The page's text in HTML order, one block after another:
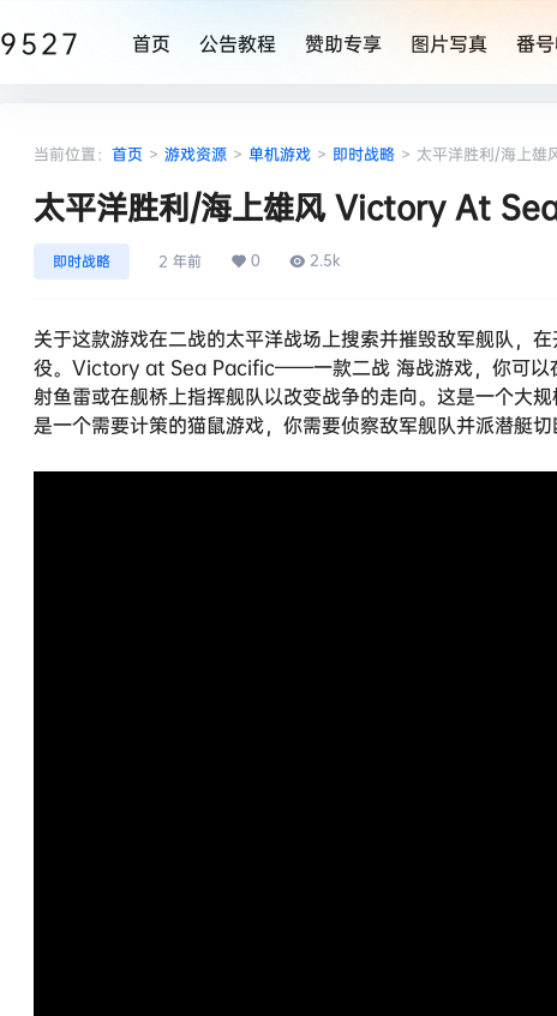
9527 首页 公告教程 赞助专享 图片写真 番
当前位置： 首页 > 游戏资源 > 单机游戏 > 即时战略 > 太平洋胜利/海上
太平洋胜利/海上雄风 Victory At
即时战略 2 年前 0 2.5k
关于这款游戏在二战的太平洋战场上搜索并摧毁敌军舰队，
役。Victory at Sea Pacific——一款二战 海战游戏，你可以
射鱼雷或在舰桥上指挥舰队以改变战争的走向。这是一个大
是一个需要计策的猫鼠游戏，你需要侦察敌军舰队并派潜